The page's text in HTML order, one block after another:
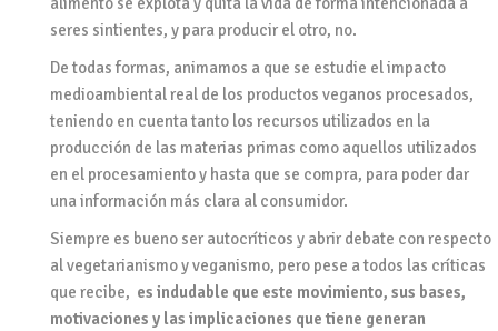
seres sintientes, y para producir el otro, no.
De todas formas, animamos a que se estudie el impacto
medioambiental real de los productos veganos procesados,
teniendo en cuenta tanto los recursos utilizados en la
producción de las materias primas como aquellos utilizados
en el procesamiento y hasta que se compra, para poder dar
una información más clara al consumidor.
Siempre es bueno ser autocríticos y abrir debate con respecto
al vegetarianismo y veganismo, pero pese a todos las críticas
que recibe, es indudable que este movimiento, sus bases,
motivaciones y las implicaciones que tiene generan